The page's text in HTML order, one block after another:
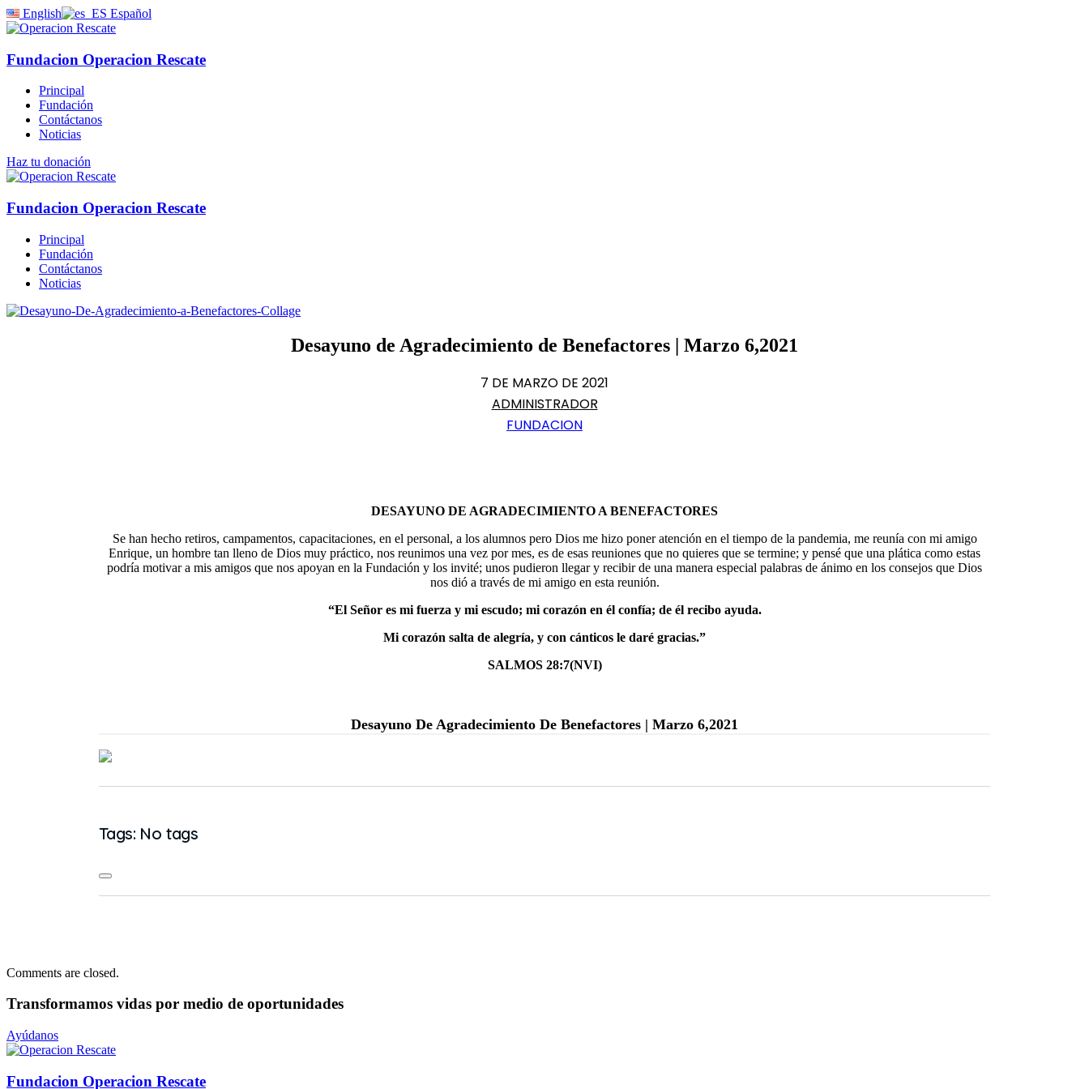
English Español
Fundacion Operacion Rescate
Principal
Fundación
Contáctanos
Noticias
Haz tu donación
Fundacion Operacion Rescate
Principal
Fundación
Contáctanos
Noticias
Desayuno de Agradecimiento de Benefactores | Marzo 6,2021
7 DE MARZO DE 2021
ADMINISTRADOR
FUNDACION
DESAYUNO DE AGRADECIMIENTO A BENEFACTORES
Se han hecho retiros, campamentos, capacitaciones, en el personal, a los alumnos pero Dios me hizo poner atención en el tiempo de la pandemia, me reunía con mi amigo
Enrique, un hombre tan lleno de Dios muy práctico, nos reunimos una vez por mes, es de esas reuniones que no quieres que se termine; y pensé que una plática como estas
podría motivar a mis amigos que nos apoyan en la Fundación y los invité; unos pudieron llegar y recibir de una manera especial palabras de ánimo en los consejos que Dios
nos dió a través de mi amigo en esta reunión.
“El Señores mi fuerza y mi escudo; mi corazón en él confía; de él recibo ayuda.
Mi corazón salta de alegría, y con cánticos le daré gracias.”
SALMOS 28:7(NVI)
Desayuno De Agradecimiento De Benefactores | Marzo 6,2021
Tags: No tags
Comments are closed.
Transformamos vidas por medio de oportunidades
Ayúdanos
Fundacion Operacion Rescate